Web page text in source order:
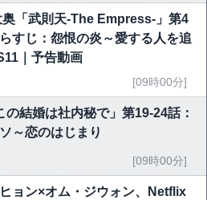
奥「武則天-The Empress-」第4
すじ：怨恨の炎～愛する人を追
｜予告動画
[09時00分]
の結婚は社内秘で」第19-24話：
～恋のはじまり
[09時00分]
ョン×オム・ジウォン、Netflix